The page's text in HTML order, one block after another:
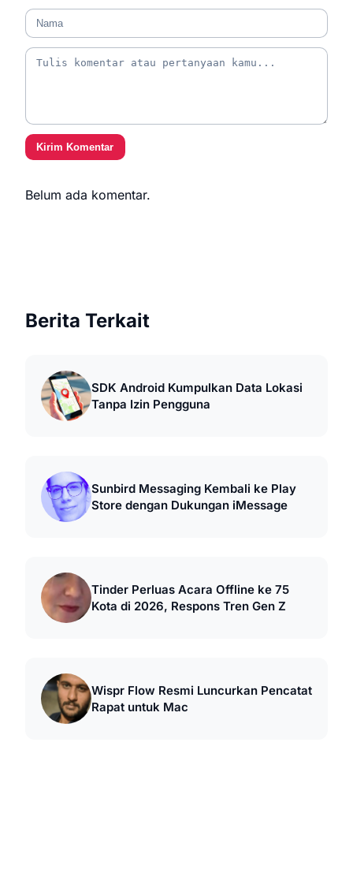
Kirim Komentar
Belum ada komentar.
Berita Terkait
SDK Android Kumpulkan Data Lokasi
Tanpa Izin Pengguna
Sunbird Messaging Kembali ke Play
Store dengan Dukungan iMessage
Tinder Perluas Acara Offline ke 75
Kota di 2026, Respons Tren Gen Z
Wispr Flow Resmi Luncurkan Pencatat
Rapat untuk Mac